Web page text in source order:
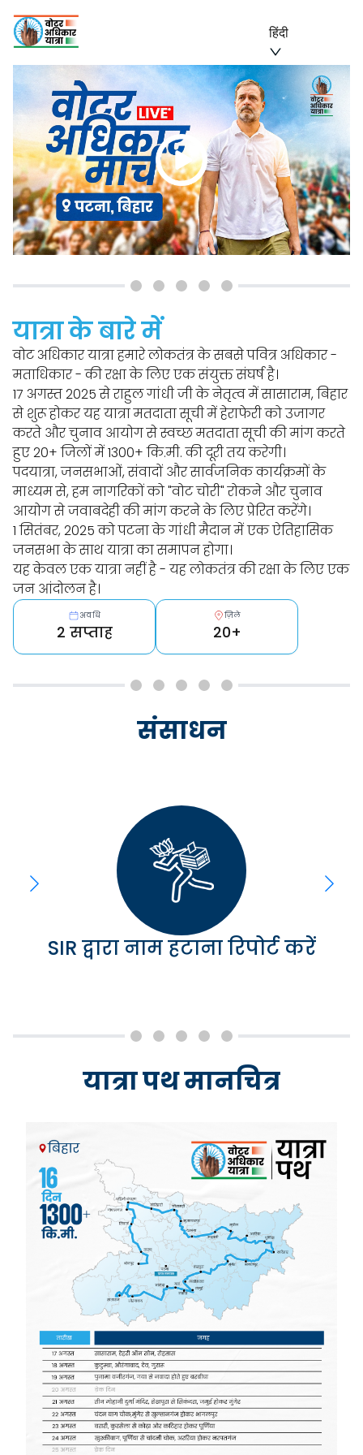
हिंदी
यात्रा के बारे में
वोट अधिकार यात्रा हमारे लोकतंत्र के सबसे पवित्र अधिकार -
मताधिकार - की रक्षा के लिए एक संयुक्त संघर्ष है।
17 अगस्त 2025 से राहुल गांधी जी के नेतृत्व में सासाराम, बिहार
से शुरू होकर यह यात्रा मतदाता सूची में हेराफेरी को उजागर
करते और चुनाव आयोग से स्वच्छ मतदाता सूची की मांग करते
हुए 20+ जिलों में 1300+ कि.मी. की दूरी तय करेगी।
पदयात्रा, जनसभाओं, संवादों और सार्वजनिक कार्यक्रमों के
माध्यम से, हम नागरिकों को "वोट चोरी" रोकने और चुनाव
आयोग से जवाबदेही की मांग करने के लिए प्रेरित करेंगे।
1 सितंबर, 2025 को पटना के गांधी मैदान में एक ऐतिहासिक
जनसभा के साथ यात्रा का समापन होगा।
यह केवल एक यात्रा नहीं है - यह लोकतंत्र की रक्षा के लिए एक
जन आंदोलन है।
अवधि
2 सप्ताह
ज़िले
20+
संसाधन
SIR द्वारा नाम हटाना रिपोर्ट करें
यात्रा पथ मानचित्र